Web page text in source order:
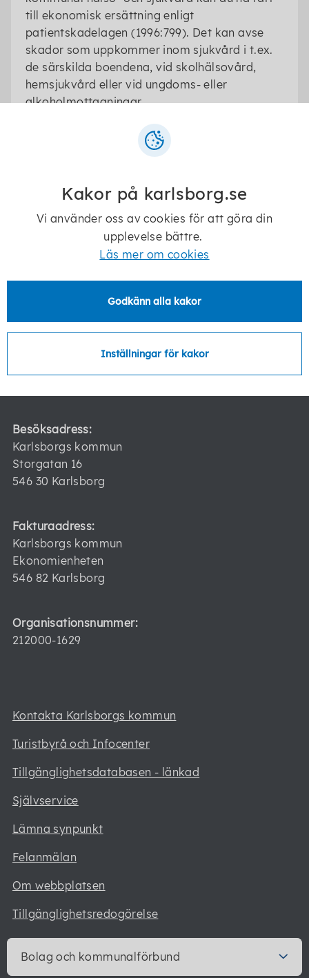
till ekonomisk ersättning enligt
patientskadelagen (1996:799). Det kan avse
skador som uppkommer inom sjukvård i t.ex.
de särskilda boendena, vid skolhälsovård,
hemsjukvård eller vid ungdoms- eller
alkoholmottagningar.
Senast ändrad: 25 november 2025
kommun@karlsborg.se
Besöksadress:
Karlsborgs kommun
Storgatan 16
546 30 Karlsborg
Fakturaadress:
Karlsborgs kommun
Ekonomienheten
546 82 Karlsborg
Organisationsnummer:
212000-1629
Kontakta Karlsborgs kommun
Turistbyrå och Infocenter
Tillgänglighetsdatabasen - länkad
Självservice
Lämna synpunkt
Felanmälan
Om webbplatsen
Tillgänglighetsredogörelse
Bolag och kommunalförbund
Kakor på karlsborg.se
Vi använder oss av cookies för att göra din
upplevelse bättre.
Läs mer om cookies
Godkänn alla kakor
Inställningar för kakor